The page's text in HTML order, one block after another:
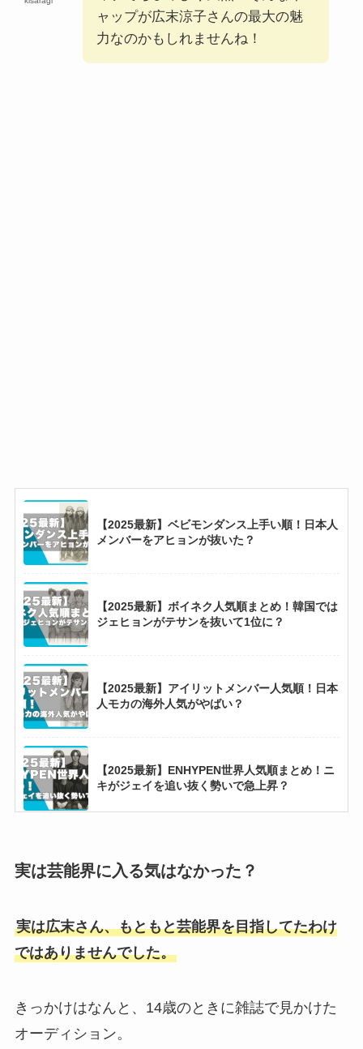
ャップが広末涼子さんの最大の魅
力なのかもしれませんね！
【2025最新】ベビモンダンス上手い順！日本人
メンバーをアヒョンが抜いた？
【2025最新】ボイネク人気順まとめ！韓国では
ジェヒョンがテサンを抜いて1位に？
【2025最新】アイリットメンバー人気順！日本
人モカの海外人気がやばい？
【2025最新】ENHYPEN世界人気順まとめ！ニ
キがジェイを追い抜く勢いで急上昇？
で異母妹もいる複雑な家庭環境？
【2025最新】Aぇ! group人気順まとめ！正門
が佐野を抜いて2位に？
【2025現在】ラウールは彼女いない！歴代彼女
10人から好みのタイプまで徹底調査！
実は芸能界に入る気はなかった？
実は広末さん、もともと芸能界を目指してたわけ
ではありませんでした。
きっかけはなんと、14歳のときに雑誌で見かけた
オーディション。